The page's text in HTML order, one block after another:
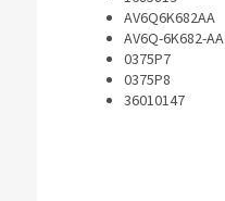
AV6Q6K682AA
AV6Q-6K682-AA
0375P7
0375P8
36010147